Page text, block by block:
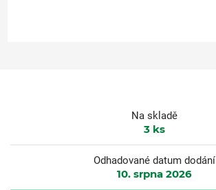
Na skladě
3ks
Odhadované datum dodání
10. srpna 2026